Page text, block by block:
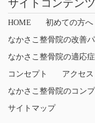
サイトコンテンツ
HOME 初めての方へ
なかさこ整骨院の改善
なかさこ整骨院の適応
コンセプト
アクセス
なかさこ整骨院のコン
サイトマップ